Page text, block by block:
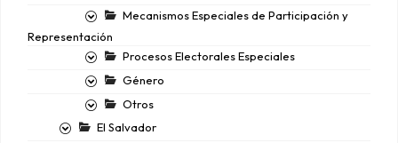
Mecanismos Especiales de Participación y
Representación
Procesos Electorales Especiales
Género
Otros
El Salvador